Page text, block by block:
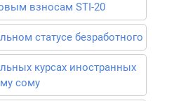
взносам STI-20
статусе безработного
курсах иностранных
сому